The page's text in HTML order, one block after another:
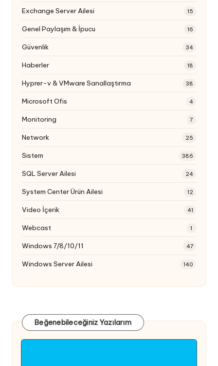
Exchange Server Ailesi 15
Genel Paylaşım & İpucu 16
Güvenlik 34
Haberler 18
Hyprer-v & VMware Sanallaştırma 38
Microsoft Ofis 4
Monitoring 7
Network 25
Sistem 386
SQL Server Ailesi 24
System Center Ürün Ailesi 12
Video İçerik 41
Webcast 1
Windows 7/8/10/11 47
Windows Server Ailesi 140
Beğenebileceğiniz Yazılarım